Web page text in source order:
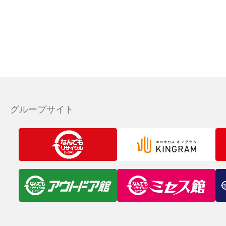
グループサイト